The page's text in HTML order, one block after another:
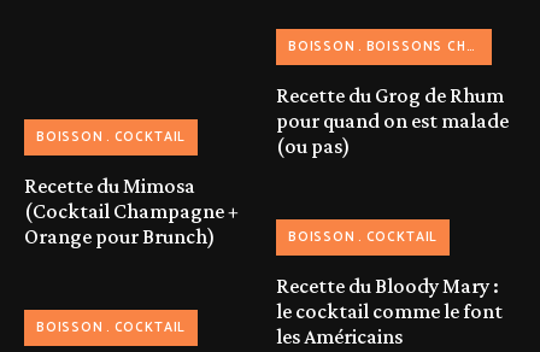
BOISSON COCKTAIL
Recette du Mimosa
(Cocktail Champagne +
Orange pour Brunch)
BOISSON COCKTAIL
BOISSON BOISSONS CHAUDES
Recette du Grog de Rhum
pour quand on est malade
(ou pas)
BOISSON COCKTAIL
Recette du Bloody Mary :
le cocktail comme le font
les Américains